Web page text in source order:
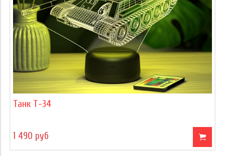
Танк Т-34
1 490 руб